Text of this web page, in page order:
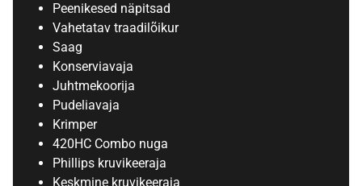
Peenikesed näpitsad
Vahetatav traadilõikur
Saag
Konserviavaja
Juhtmekoorija
Pudeliavaja
Krimper
420HC Combo nuga
Phillips kruvikeeraja
Keskmine kruvikeeraja